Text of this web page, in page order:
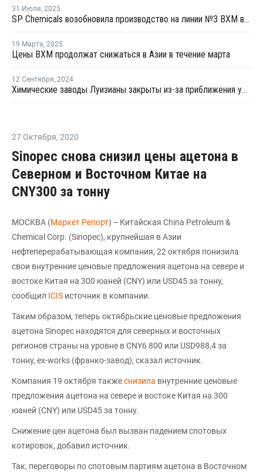
31 Июля, 2025
SP Chemicals возобновила производство на линии №3 ВХМ в Китае
19 Марта, 2025
Цены ВХМ продолжат снижаться в Азии в течение марта
12 Сентября, 2024
Химические заводы Луизианы закрыты из-за приближения урагана "Франсин"
27 Октября, 2020
Sinopec снова снизил цены ацетона в
Северном и Восточном Китае на
CNY300 за тонну
МОСКВА (Маркет Репорт) -- Китайская China Petroleum &
Chemical Corp. (Sinopec), крупнейшая в Азии
нефтеперерабатывающая компания, 22 октября понизила
свои внутренние ценовые предложения ацетона на севере и
востоке Китая на 300 юаней (CNY) или USD45 за тонну,
сообщил ICIS источник в компании.
Таким образом, теперь октябрьские ценовые предложения
ацетона Sinopec находятся для северных и восточных
регионов страны на уровне в CNY6 800 или USD988,4 за
тонну, ex-works (франко-завод), сказал источник.
Компания 19 октября такжеснизила внутренние ценовые
предложения ацетона на севере и востоке Китая на 300
юаней (CNY) или USD45 за тонну.
Снижение цен ацетона был вызван падением спотовых
котировок, добавил источник.
Так, переговоры по спотовым партиям ацетона в Восточном